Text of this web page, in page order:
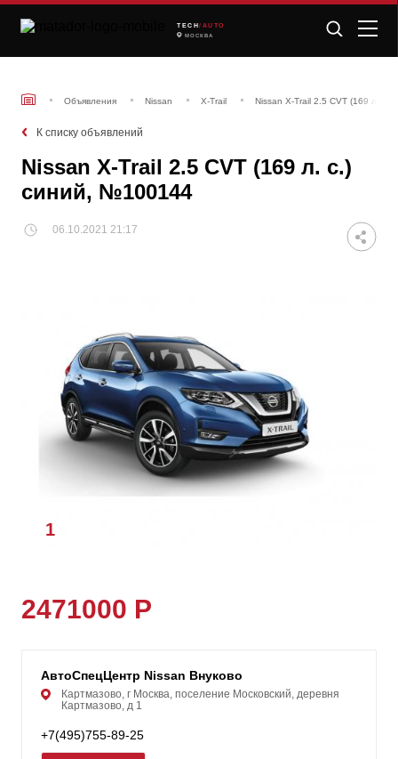
TECH /AUTO
МОСКВА
Объявления Nissan X-Trail Nissan X-Trail 2.5 CVT (169 л.
К списку объявлений
Nissan X-Trail 2.5 CVT (169 л. с.)
синий, №100144
06.10.2021 21:17
1
2471000 Р
АвтоСпецЦентр Nissan Внуково
Картмазово, г Москва, поселение Московский, деревня
Картмазово, д 1
+7(495)755-89-25